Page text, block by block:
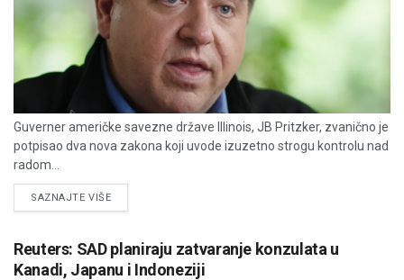
Guverner američke savezne države Illinois, JB Pritzker, zvanično je
potpisao dva nova zakona koji uvode izuzetno strogu kontrolu nad
radom...
SAZNAJTE VIŠEDETAILS
Reuters: SAD planiraju zatvaranje konzulata u
Kanadi, Japanu i Indoneziji